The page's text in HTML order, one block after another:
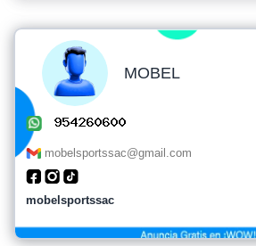
MOBEL
mobelsportssac@gmail.com
mobelsportssac